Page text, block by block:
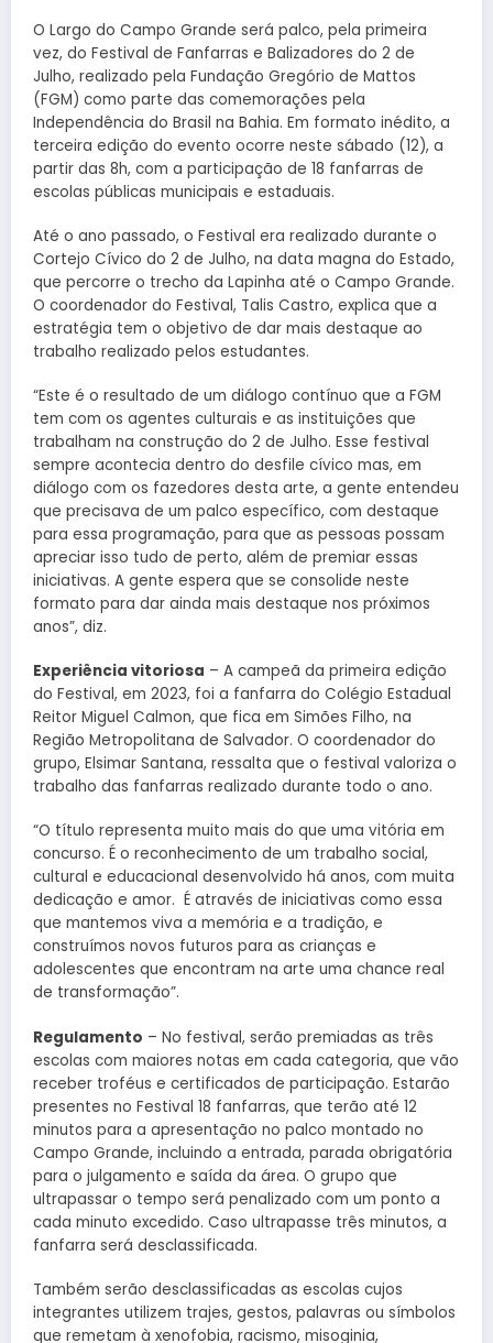
O Largo do Campo Grande será palco, pela primeira
vez, do Festival de Fanfarras e Balizadores do 2 de
Julho, realizado pela Fundação Gregório de Mattos
(FGM) como parte das comemorações pela
Independência do Brasil na Bahia. Em formato inédito, a
terceira edição do evento ocorre neste sábado (12), a
partir das 8h, com a participação de 18 fanfarras de
escolas públicas municipais e estaduais.
Até o ano passado, o Festival era realizado durante o
Cortejo Cívico do 2 de Julho, na data magna do Estado,
que percorre o trecho da Lapinha até o Campo Grande.
O coordenador do Festival, Talis Castro, explica que a
estratégia tem o objetivo de dar mais destaque ao
trabalho realizado pelos estudantes.
“Este é o resultado de um diálogo contínuo que a FGM
tem com os agentes culturais e as instituições que
trabalham na construção do 2 de Julho. Esse festival
sempre acontecia dentro do desfile cívico mas, em
diálogo com os fazedores desta arte, a gente entendeu
que precisava de um palco específico, com destaque
para essa programação, para que as pessoas possam
apreciar isso tudo de perto, além de premiar essas
iniciativas. A gente espera que se consolide neste
formato para dar ainda mais destaque nos próximos
anos”, diz.
Experiência vitoriosa – A campeã da primeira edição
do Festival, em 2023, foi a fanfarra do Colégio Estadual
Reitor Miguel Calmon, que fica em Simões Filho, na
Região Metropolitana de Salvador. O coordenador do
grupo, Elsimar Santana, ressalta que o festival valoriza o
trabalho das fanfarras realizado durante todo o ano.
“O título representa muito mais do que uma vitória em
concurso. É o reconhecimento de um trabalho social,
cultural e educacional desenvolvido há anos, com muita
dedicação e amor. É através de iniciativas como essa
que mantemos viva a memória e a tradição, e
construímos novos futuros para as crianças e
adolescentes que encontram na arte uma chance real
de transformação”.
Regulamento – No festival, serão premiadas as três
escolas com maiores notas em cada categoria, que vão
receber troféus e certificados de participação. Estarão
presentes no Festival 18 fanfarras, que terão até 12
minutos para a apresentação no palco montado no
Campo Grande, incluindo a entrada, parada obrigatória
para o julgamento e saída da área. O grupo que
ultrapassar o tempo será penalizado com um ponto a
cada minuto excedido. Caso ultrapasse três minutos, a
fanfarra será desclassificada.
Também serão desclassificadas as escolas cujos
integrantes utilizem trajes, gestos, palavras ou símbolos
que remetam à xenofobia, racismo, misoginia,